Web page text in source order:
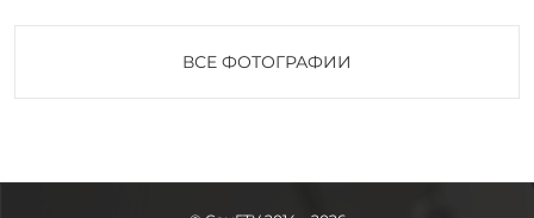
ВСЕ ФОТОГРАФИИ